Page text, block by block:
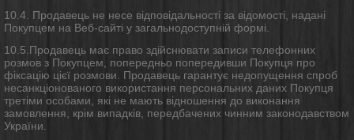
10.4. Продавець не несе відповідальності за відомості, надані
Покупцем на Веб-сайті у загальнодоступній формі.
10.5.Продавець має право здійснювати записи телефонних
розмов з Покупцем, попередньо попередивши Покупця про
фіксацію цієї розмови. Продавець гарантує недопущення спроб
несанкціонованого використання персональних даних Покупця
третіми особами, які не мають відношення до виконання
замовлення, крім випадків, передбачених чинним законодавством
України.